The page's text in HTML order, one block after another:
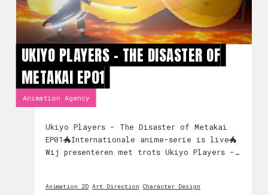
UKIYO PLAYERS - THE DISASTER OF
METAKAI EP01
Animation Agency
Ukiyo Players - The Disaster of Metakai
EP01🐲Internationale anime-serie is live🐲
Wij presenteren met trots Ukiyo Players -
✨ Check de animatie!
Animation 2D Art Direction Character Design